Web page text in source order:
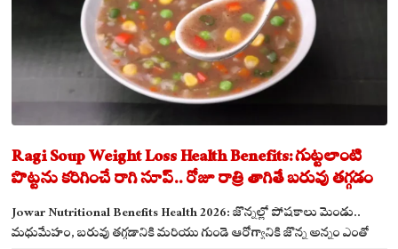
Ragi Soup Weight Loss Health Benefits: గుట్టలాంటి
పొట్టను కరిగించే రాగి సూప్.. రోజూ రాత్రి తాగితే బరువు తగ్గడం
ఖాయం!
Jowar Nutritional Benefits Health 2026: జొన్నల్లో పోషకాలు మెండు..
మధుమేహం, బరువు తగ్గడానికి మరియు గుండె ఆరోగ్యానికి జొన్న అన్నం ఎంతో